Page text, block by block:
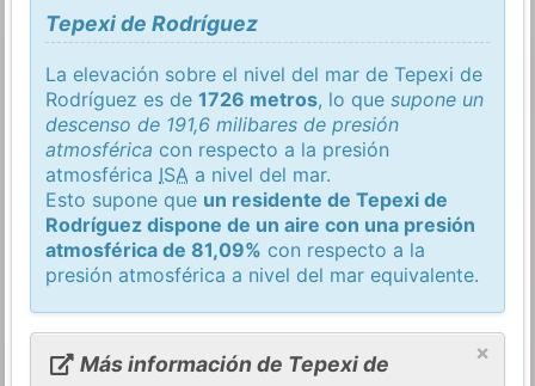
Tepexi de Rodríguez
La elevación sobre el nivel del mar de Tepexi de
Rodríguez es de1726 metros, lo quesupone un
descenso de 191,6 milibares de presión
atmosférica con respecto a la presión
atmosférica ISA a nivel del mar.
Esto supone que un residente de Tepexi de
Rodríguez dispone de un aire con una presión
atmosférica de 81,09% con respecto a la
presión atmosférica a nivel del mar equivalente.
×
Más información de Tepexi de